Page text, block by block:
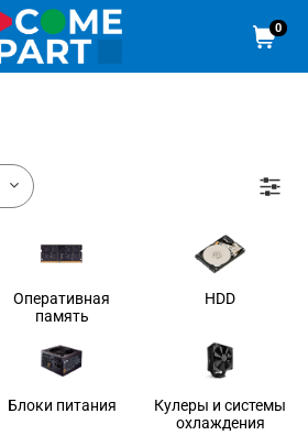
0
Оперативная
память
HDD
Блоки питания
Кулеры и системы
охлаждения